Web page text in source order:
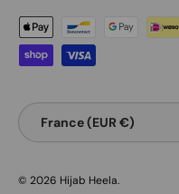
Moyens de paiement
Pays
France (EUR €)
© 2026 Hijab Heela.